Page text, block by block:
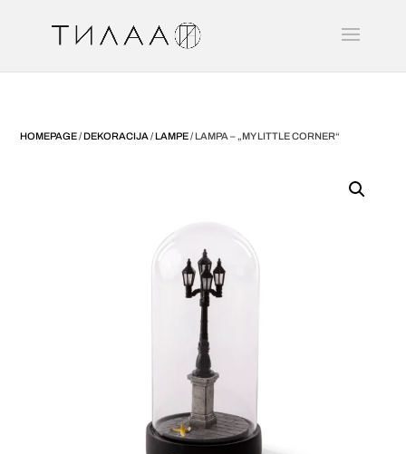
HOMEPAGE/DEKORACIJA /LAMPE/ LAMPA – „MY LITTLE CORNER“